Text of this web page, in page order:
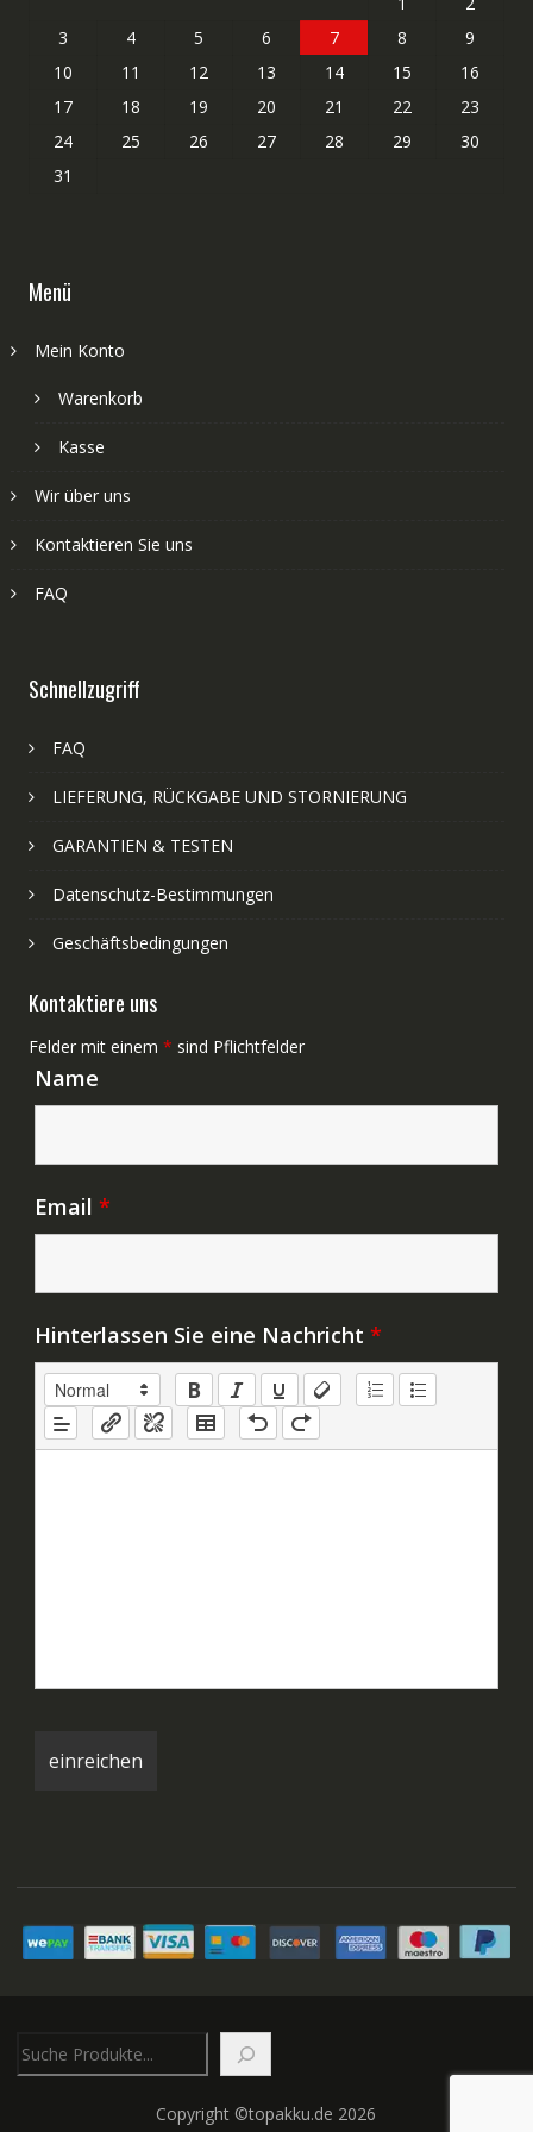
3
4 5 6 7 8
9
10
11 12 13 14 15
16
17
18 19 20 21 22
23
24
25 26 27 28 29
30
31
Menü
Mein Konto
Warenkorb
Kasse
Wir über uns
Kontaktieren Sie uns
FAQ
Schnellzugriff
FAQ
LIEFERUNG, RÜCKGABE UND STORNIERUNG
GARANTIEN & TESTEN
Datenschutz-Bestimmungen
Geschäftsbedingungen
Kontaktiere uns
Felder mit einem * sind Pflichtfelder
Name
Email *
Hinterlassen Sie eine Nachricht *
Copyright ©topakku.de 2026